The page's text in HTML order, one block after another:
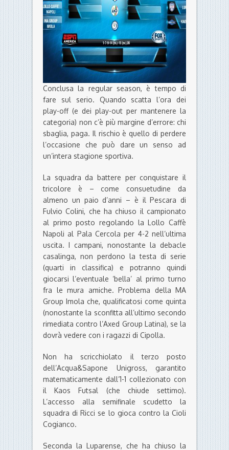
Conclusa la regular season, è tempo di
fare sul serio. Quando scatta l’ora dei
play-off (e dei play-out per mantenere la
categoria) non c’è più margine d’errore: chi
sbaglia, paga. Il rischio è quello di perdere
l’occasione che può dare un senso ad
un’intera stagione sportiva.
La squadra da battere per conquistare il
tricolore è – come consuetudine da
almeno un paio d’anni – è il Pescara di
Fulvio Colini, che ha chiuso il campionato
al primo posto regolando la Lollo Caffè
Napoli al Pala Cercola per 4-2 nell’ultima
uscita. I campani, nonostante la debacle
casalinga, non perdono la testa di serie
(quarti in classifica) e potranno quindi
giocarsi l’eventuale ‘bella’ al primo turno
fra le mura amiche. Problema della MA
Group Imola che, qualificatosi come quinta
(nonostante la sconfitta all’ultimo secondo
rimediata contro l’Axed Group Latina), se la
dovrà vedere con i ragazzi di Cipolla.
Non ha scricchiolato il terzo posto
dell’Acqua&Sapone Unigross, garantito
matematicamente dall’1-1 collezionato con
il Kaos Futsal (che chiude settimo).
L’accesso alla semifinale scudetto la
squadra di Ricci se lo gioca contro la Cioli
Cogianco.
Seconda la Luparense, che ha chiuso la